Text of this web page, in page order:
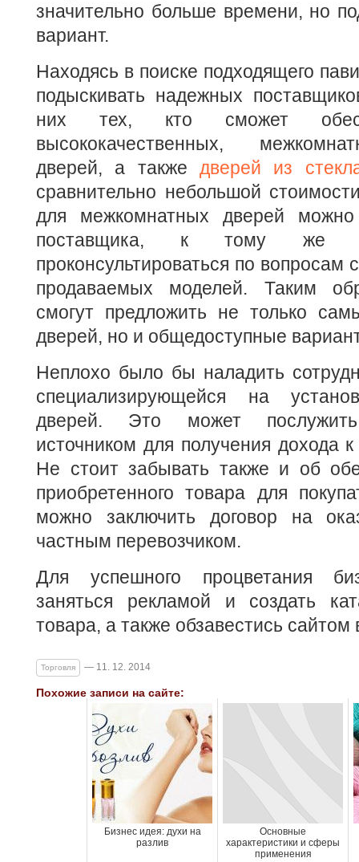
значительно больше времени, но
вариант.
Находясь в поиске подходящего
подыскивать надежных
них тех, кто сможет
высококачественных,
дверей, а также дверей из
сравнительно небольшой
для межкомнатных дверей
поставщика, к тому
проконсультироваться по
продаваемых моделей. Таким
смогут предложить не только
дверей, но и общедоступные
Неплохо было бы наладить
специализирующейся на
дверей. Это может послужить
источником для получения дохода
Не стоит забывать также и об
приобретенного товара для
можно заключить договор на
частным перевозчиком.
Для успешного процветания
заняться рекламой и создать
товара, а также обзавестись сайтом
Торговля — 11. 12. 2014
Похожие записи на сайте:
Бизнес идея: духи на
разлив
Основные
характеристики и сферы
применения